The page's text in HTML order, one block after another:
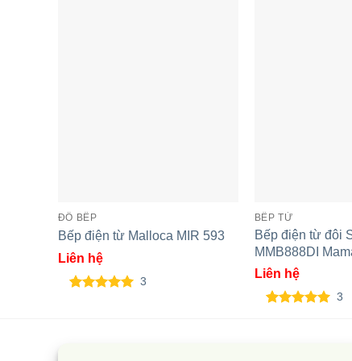
Bếp đôi điện từ Sunhouse
Bếp đôi
Sunhouse
ĐỒ BẾP
Bếp điện từ Malloca MIR 593
Liên hệ
3
BẾP TỪ
Bếp điện từ đôi
MMB888DI
Liên hệ
3